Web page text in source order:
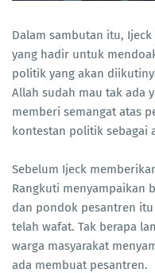
Dalam sambutan itu,
yang hadir untuk
politik yang akan
Allah sudah mau tak ada
memberi semangat atas
kontestan politik sebagai
Sebelum Ijeck
Rangkuti menyampaikan
dan pondok pesantren
telah wafat. Tak berapa
warga masyarakat
ada membuat pesantren.